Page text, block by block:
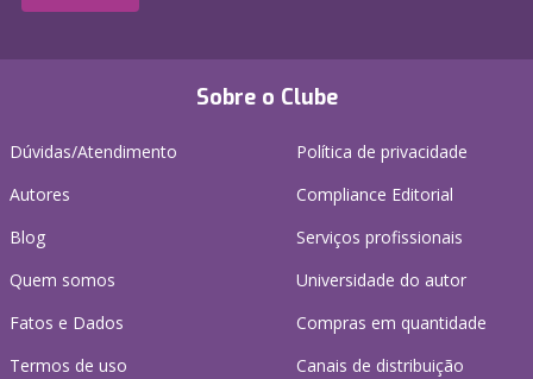
Sobre o Clube
Dúvidas/Atendimento
Autores
Blog
Quem somos
Fatos e Dados
Termos de uso
Política de privacidade
Compliance Editorial
Serviços profissionais
Universidade do autor
Compras em quantidade
Canais de distribuição